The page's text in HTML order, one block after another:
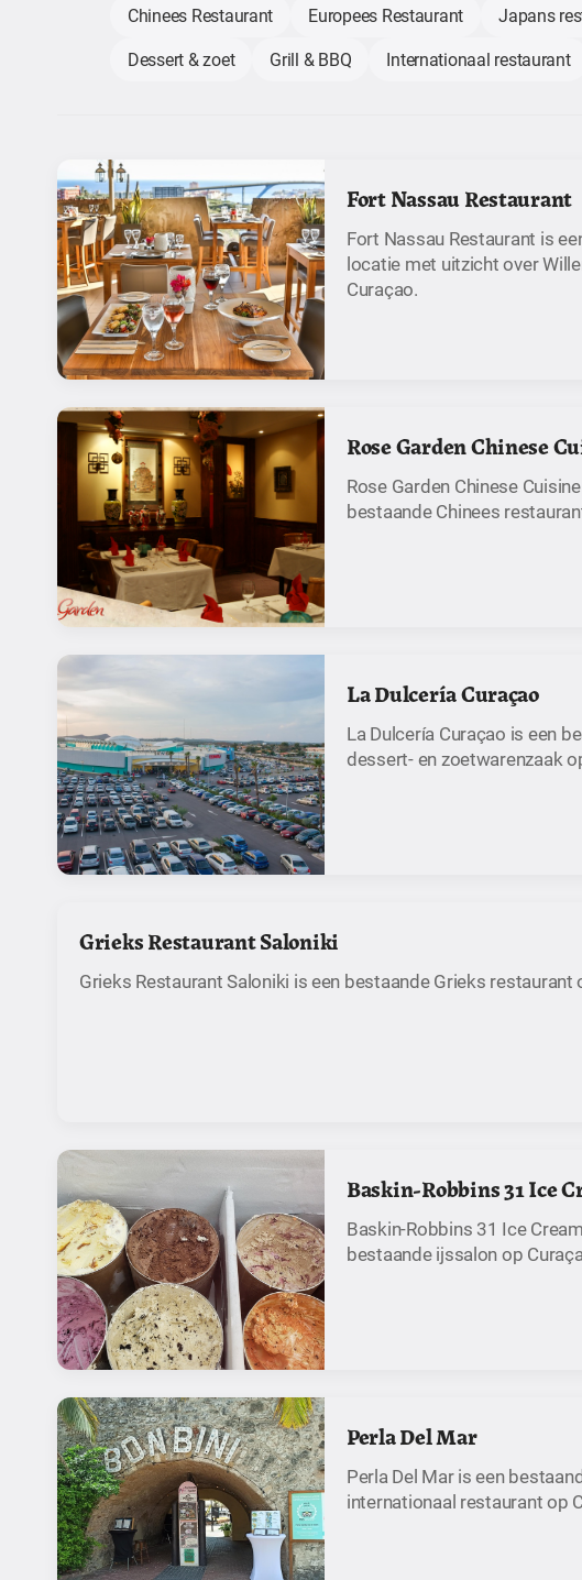
Chinees Restaurant Europees Restaurant Japans
Dessert & zoet
Grill & BBQ Internationaal restaurant
Fort Nassau Restaurant
Fort Nassau Restaurant is
locatie met uitzicht over
Curaçao.
Rose Garden Chinese
Rose Garden Chinese
bestaande Chinees
La Dulcería Curaçao
La Dulcería Curaçao is een
dessert- en zoetwarenzaak
Grieks Restaurant Saloniki
Grieks Restaurant Saloniki is een bestaande Grieks restaurant
Baskin-Robbins 31 Ice
Baskin-Robbins 31 Ice
bestaande ijssalon op
Perla Del Mar
Perla Del Mar is een
internationaal restaurant op